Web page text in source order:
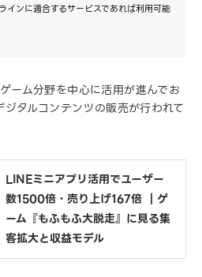
インに適合するサービスであれば利用可能
ーム分野を中心に活用が進んでお
タルコンテンツの販売が行われて
LINEミニアプリ活用でユーザー
数1500倍・売り上げ167倍 ｜ゲ
ーム『もふもふ大脱走』に見る集
客拡大と収益モデル